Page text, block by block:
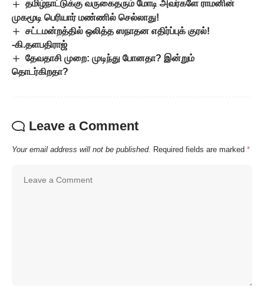
தமிழ்நாட்டுக்கு வருகைதரும் மோடி அவர்களே ராமனின்
முகமூடி பெரியார் மண்ணில் செல்லாது!
சட்டமன்றத்தில் ஒலித்த ஸநாதன எதிர்ப்புக் குரல்!
-கி.தளபதிராஜ்
தேவதாசி முறை: முடிந்து போனதா? இன்றும்
தொடர்கிறதா?
Leave a Comment
Your email address will not be published. Required fields are marked *